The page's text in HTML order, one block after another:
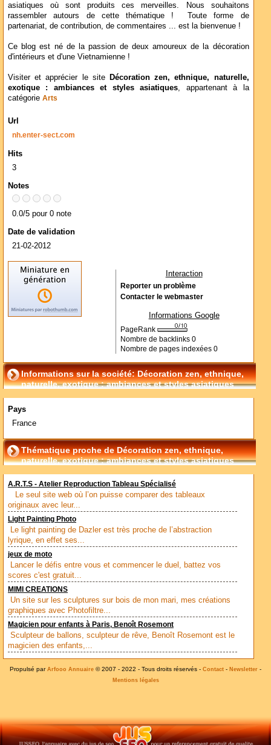
asiatiques où sont produits ces merveilles. Nous souhaitons
rassembler autours de cette thématique ! Toute forme de
partenariat, de contribution, de commentaires ... est la bienvenue !
Ce blog est né de la passion de deux amoureux de la décoration
d'intérieurs et d'une Vietnamienne !
Visiter et apprécier le site Décoration zen, ethnique, naturelle,
exotique : ambiances et styles asiatiques, appartenant à la
catégorie Arts
Url
nh.enter-sect.com
Hits
3
Notes
0.0/5 pour 0 note
Date de validation
21-02-2012
Interaction
Reporter un problème
Contacter le webmaster
Informations Google
PageRank
Nombre de backlinks 0
Nombre de pages indexées 0
Informations sur la société: Décoration zen, ethnique,
naturelle, exotique : ambiances et styles asiatiques
Pays
France
Thématique proche de Décoration zen, ethnique,
naturelle, exotique : ambiances et styles asiatiques
A.R.T.S - Atelier Reproduction Tableau Spécialisé
Le seul site web où l’on puisse comparer des tableaux
originaux avec leur...
Light Painting Photo
Le light painting de Dazler est très proche de l’abstraction
lyrique, en effet ses...
jeux de moto
Lancer le défis entre vous et commencer le duel, battez vos
scores c'est gratuit...
MIMI CREATIONS
Un site sur les sculptures sur bois de mon mari, mes créations
graphiques avec Photofiltre...
Magicien pour enfants à Paris, Benoît Rosemont
Sculpteur de ballons, sculpteur de rêve, Benoît Rosemont est le
magicien des enfants,...
Propulsé par Arfooo Annuaire © 2007 - 2022 - Tous droits réservés - Contact - Newsletter -
Mentions légales